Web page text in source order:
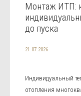
Монтаж ИТП:
до пуска
21.07.2026
Индивидуальный
отопления